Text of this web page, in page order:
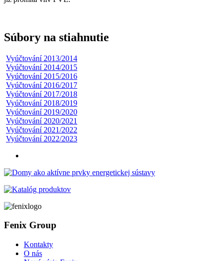
Súbory na stiahnutie
Vyúčtování 2013/2014
Vyúčtování 2014/2015
Vyúčtování 2015/2016
Vyúčtování 2016/2017
Vyúčtování 2017/2018
Vyúčtování 2018/2019
Vyúčtování 2019/2020
Vyúčtování 2020/2021
Vyúčtování 2021/2022
Vyúčtování 2022/2023
Fenix Group
Kontakty
O nás